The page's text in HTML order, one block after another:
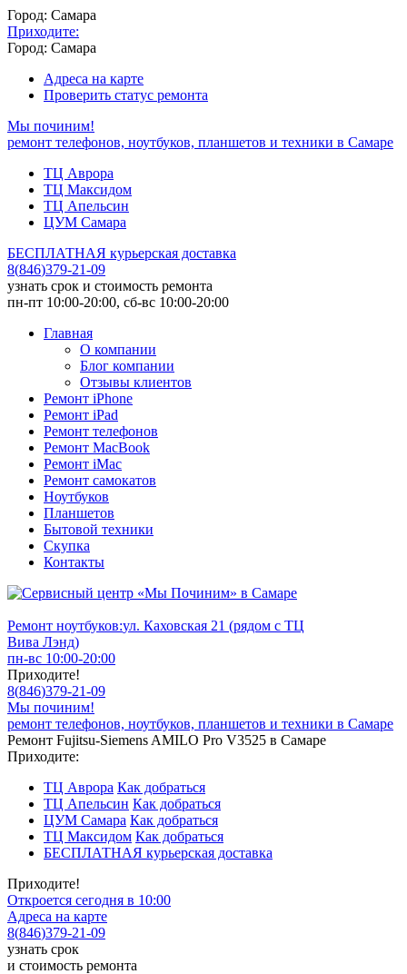
Город: Самара
Приходите:
Город: Самара
Адреса на карте
Проверить статус ремонта
Мы починим!
ремонт телефонов, ноутбуков, планшетов и техники в Самаре
ТЦ Аврора
ТЦ Максидом
ТЦ Апельсин
ЦУМ Самара
БЕСПЛАТНАЯ курьерская доставка
8(846)379-21-09
узнать срок и стоимость ремонта
пн-пт 10:00-20:00, сб-вс 10:00-20:00
Главная
О компании
Блог компании
Отзывы клиентов
Ремонт iPhone
Ремонт iPad
Ремонт телефонов
Ремонт MacBook
Ремонт iMac
Ремонт самокатов
Ноутбуков
Планшетов
Бытовой техники
Скупка
Контакты
Ремонт ноутбуков:ул. Каховская 21 (рядом с ТЦ
Вива Лэнд)
пн-вс 10:00-20:00
Приходите!
8(846)379-21-09
Мы починим!
ремонт телефонов, ноутбуков, планшетов и техники в Самаре
Ремонт Fujitsu-Siemens AMILO Pro V3525 в Самаре
Приходите:
ТЦ Аврора Как добраться
ТЦ Апельсин Как добраться
ЦУМ Самара Как добраться
ТЦ Максидом Как добраться
БЕСПЛАТНАЯ курьерская доставка
Приходите!
Откроется сегодня в 10:00
Адреса на карте
8(846)379-21-09
узнать срок
и стоимость ремонта